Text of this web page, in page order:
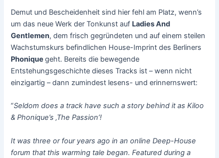
Demut und Bescheidenheit sind hier fehl am Platz, wenn’s
um das neue Werk der Tonkunst auf Ladies And
Gentlemen, dem frisch gegründeten und auf einem steilen
Wachstumskurs befindlichen House-Imprint des Berliners
Phoniquegeht. Bereits die bewegende
Entstehungsgeschichte dieses Tracks ist – wenn nicht
einzigartig – dann zumindest lesens- und erinnernswert:
“Seldom does a track have such a story behind it as Kiloo
& Phonique’s ‚The Passion’!
It was three or four years ago in an online Deep-House
forum that this warming tale began. Featured during a